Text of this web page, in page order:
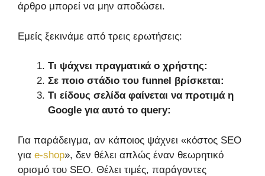
άρθρο μπορεί να μην αποδώσει.
Εμείς ξεκινάμε από τρεις ερωτήσεις:
Τι ψάχνει πραγματικά ο χρήστης:
Σε ποιο στάδιο του funnel βρίσκεται:
Τι είδους σελίδα φαίνεται να προτιμά η
Google για αυτό το query:
Για παράδειγμα, αν κάποιος ψάχνει «κόστος SEO
για e-shop», δεν θέλει απλώς έναν θεωρητικό
ορισμό του SEO. Θέλει τιμές, παράγοντες